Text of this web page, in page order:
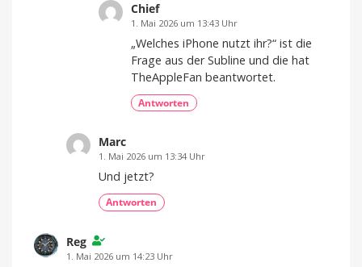
Chief
1. Mai 2026 um 13:43 Uhr
„Welches iPhone nutzt ihr?“ ist die
Frage aus der Subline und die hat
TheAppleFan beantwortet.
Antworten
Marc
1. Mai 2026 um 13:34 Uhr
Und jetzt?
Antworten
Reg
1. Mai 2026 um 14:23 Uhr